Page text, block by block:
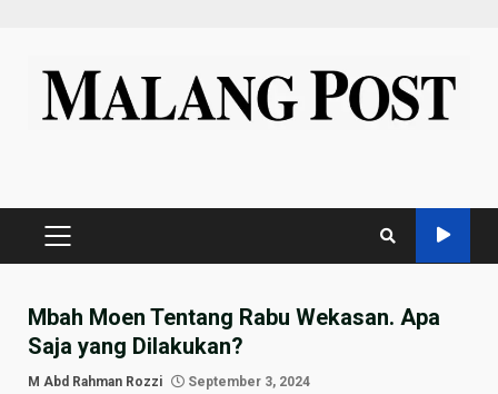
content
PRIMARY
Mbah Moen Tentang Rabu Wekasan. Apa
Saja yang Dilakukan?
M Abd Rahman Rozzi September 3, 2024